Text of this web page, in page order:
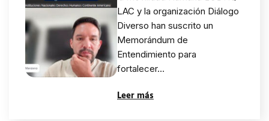
Humanos del
Continente
Americano, la
Red Regional
por la
LAC y la organización Diálogo
Diverso han suscrito un
Memorándum de
Entendimiento para
fortalecer…
Leer más